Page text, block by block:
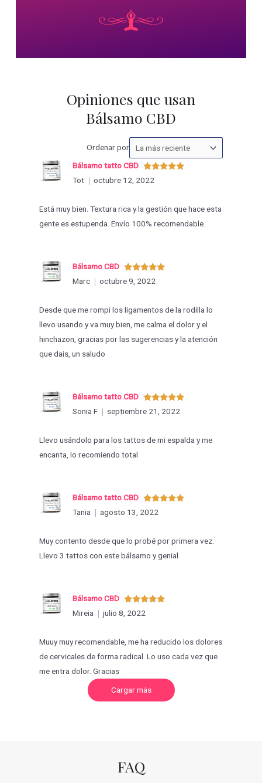
Opiniones que usan
Bálsamo CBD
Ordenar porOrdenar
las
Valorado
con
Bálsamo tatto CBD
Tot
octubre 12, 2022
Está muy bien. Textura rica y la gestión que hace esta
gente es estupenda. Envío 100% recomendable.
Valorado
con5de 5
Bálsamo CBD
Marc
octubre 9, 2022
Desde que me rompi los ligamentos de la rodilla lo
llevo usando y va muy bien, me calma el dolor y el
hinchazon, gracias por las sugerencias y la atención
que dais, un saludo
Valorado
con 5de 5
Bálsamo tatto CBD
Sonia F
septiembre 21, 2022
Llevo usándolo para los tattos de mi espalda y me
encanta, lo recomiendo total
Valorado
con
Bálsamo tatto CBD
Tania
agosto 13, 2022
Muy contento desde que lo probé por primera vez.
Llevo 3 tattos con este bálsamo y genial.
Valorado
con5de 5
Bálsamo CBD
Mireia
julio 8, 2022
Muuy muy recomendable, me ha reducido los dolores
de cervicales de forma radical. Lo uso cada vez que
me entra dolor. Gracias
Cargar másC
r
FAQ